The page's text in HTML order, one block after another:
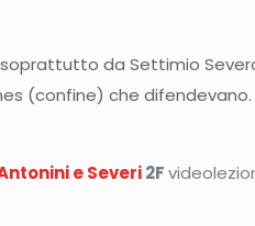
da Settimio
(confine) che
e Severi2F